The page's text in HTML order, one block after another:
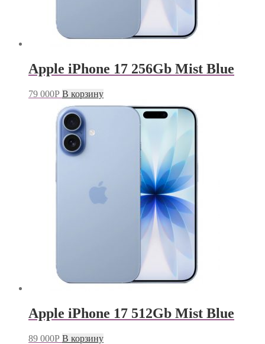
Apple iPhone 17 256Gb Mist Blue
79 000Р В корзину
Apple iPhone 17 512Gb Mist Blue
89 000Р В корзину